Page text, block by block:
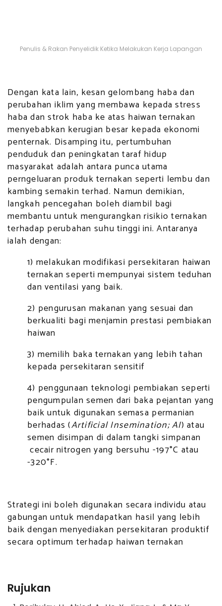
Penulis & Rakan Penyelidik Ketika Melakukan Kerja Lapangan
Dengan kata lain, kesan gelombang haba dan
perubahan iklim yang membawa kepada stress
haba dan strok haba ke atas haiwan ternakan
menyebabkan kerugian besar kepada ekonomi
penternak. Disamping itu, pertumbuhan
penduduk dan peningkatan taraf hidup
masyarakat adalah antara punca utama
perngeluaran produk ternakan seperti lembu dan
kambing semakin terhad. Namun demikian,
langkah pencegahan boleh diambil bagi
membantu untuk mengurangkan risikio ternakan
terhadap perubahan suhu tinggi ini. Antaranya
ialah dengan:
1) melakukan modifikasi persekitaran haiwan
ternakan seperti mempunyai sistem teduhan
dan ventilasi yang baik.
2) pengurusan makanan yang sesuai dan
berkualiti bagi menjamin prestasi pembiakan
haiwan
3) memilih baka ternakan yang lebih tahan
kepada persekitaran sensitif
4) penggunaan teknologi pembiakan seperti
pengumpulan semen dari baka pejantan yang
baik untuk digunakan semasa permanian
berhadas (Artificial Insemination; AI) atau
semen disimpan di dalam tangki simpanan
cecair nitrogen yang bersuhu -197°C atau
-320°F.
Strategi ini boleh digunakan secara individu atau
gabungan untuk mendapatkan hasil yang lebih
baik dengan menyediakan persekitaran produktif
secara optimum terhadap haiwan ternakan
Rujukan